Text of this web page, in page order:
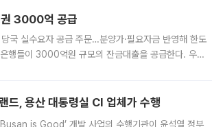
권 3000억 공급
국 실수요자 공급 주문…분양가·필요자금 반영해 한도
행들이 3000억원 규모의 잔금대출을 공급한다. 우리
, 용산 대통령실 CI 업체가 수행
is Good’ 개발 사업의 수행기관이 윤석열 정부